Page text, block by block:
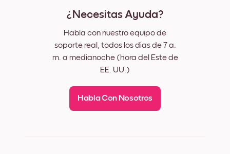
¿Necesitas Ayuda?
Habla con nuestro equipo de
soporte real, todos los días de 7 a.
m. a medianoche (hora del Este de
EE. UU.)
Habla Con Nosotros